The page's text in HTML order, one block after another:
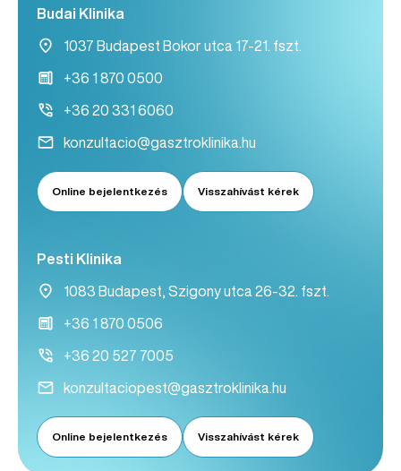
Budai Klinika
1037 Budapest Bokor utca 17-21. fszt.
+36 1 870 0500
+36 20 331 6060
konzultacio@gasztroklinika.hu
Online bejelentkezés Visszahívást kérek
Pesti Klinika
1083 Budapest, Szigony utca 26-32. fszt.
+36 1 870 0506
+36 20 527 7005
konzultaciopest@gasztroklinika.hu
Online bejelentkezés Visszahívást kérek